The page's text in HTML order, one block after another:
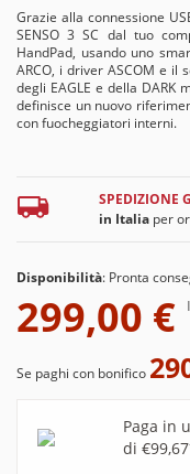
Grazie alla connessione
SENSO 3 SC dal tuo
HandPad, usando uno
ARCO, i driver ASCOM e il
degli EAGLE e della DARK
definisce un nuovo
con fuocheggiatori interni.
SPEDIZIONE
in Italiaper
Disponibilità: Pronta
299,00 €
Se paghi con bonifico
Paga in
di